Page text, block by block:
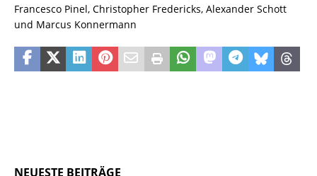
Francesco Pinel, Christopher Fredericks, Alexander Schott
und Marcus Konnermann
NEUESTE BEITRÄGE